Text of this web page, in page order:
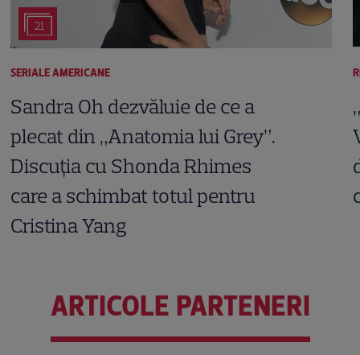
21
SERIALE AMERICANE
Sandra Oh dezvăluie de ce a
plecat din „Anatomia lui Grey”.
Discuția cu Shonda Rhimes
care a schimbat totul pentru
Cristina Yang
ARTICOLE PARTENERI